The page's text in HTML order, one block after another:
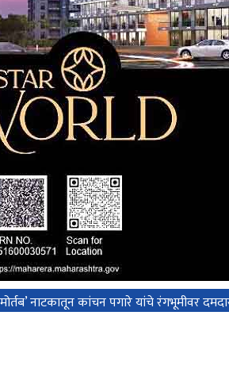
नाटकातून कांचन पगारे यांचे रंगभूमीवर